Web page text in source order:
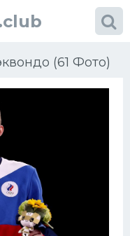
(61 Фото)